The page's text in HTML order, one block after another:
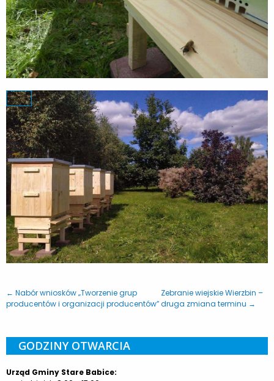
← Nabór wniosków „Tworzenie grup
producentów i organizacji producentów”
Zebranie wiejskie Wierzbin –
druga zmiana terminu →
GODZINY OTWARCIA
Urząd Gminy Stare Babice: